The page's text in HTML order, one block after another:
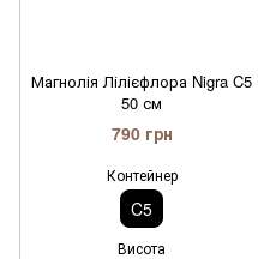
Магнолія Лілієфлора Nigra C5
50 см
790 грн
Контейнер
C5
Висота